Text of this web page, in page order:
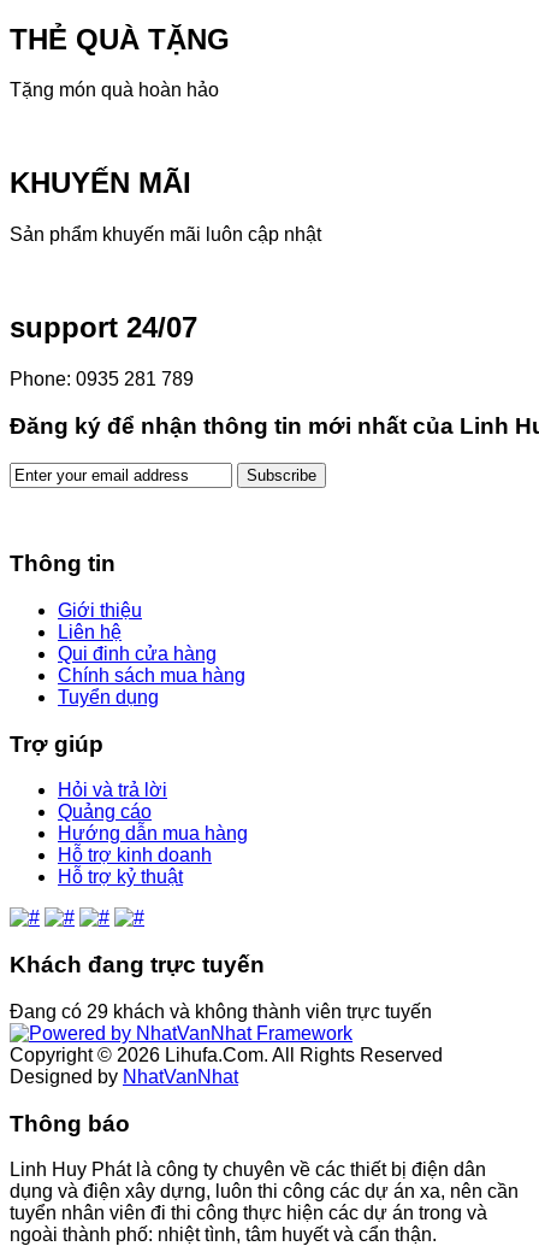
THẺ QUÀ TẶNG
Tặng món quà hoàn hảo
KHUYẾN MÃI
Sản phẩm khuyến mãi luôn cập nhật
support 24/07
Phone: 0935 281 789
Đăng ký để nhận thông tin mới nhất của Linh
Thông tin
Giới thiệu
Liên hệ
Qui đinh cửa hàng
Chính sách mua hàng
Tuyển dụng
Trợ giúp
Hỏi và trả lời
Quảng cáo
Hướng dẫn mua hàng
Hỗ trợ kinh doanh
Hỗ trợ kỷ thuật
Khách đang trực tuyến
Ðang có 29 khách và không thành viên trực tuyến
Copyright © 2026 Lihufa.Com. All Rights Reserved
Designed by NhatVanNhat
Thông báo
Linh Huy Phát là công ty chuyên về các thiết bị điện dân
dụng và điện xây dựng, luôn thi công các dự án xa, nên cần
tuyển nhân viên đi thi công thực hiện các dự án trong và
ngoài thành phố: nhiệt tình, tâm huyết và cẩn thận.